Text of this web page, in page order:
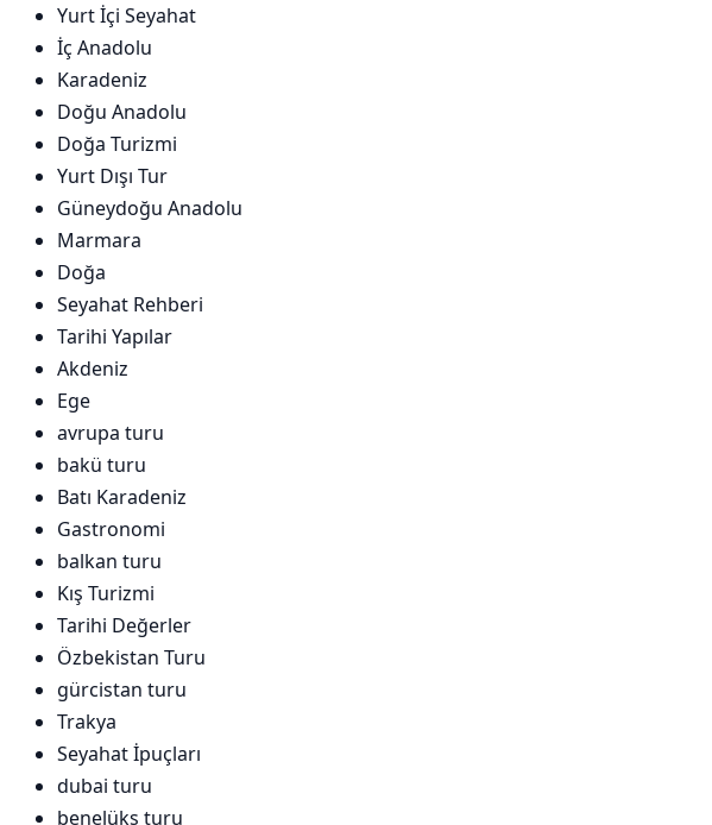
Yurt İçi Seyahat
İç Anadolu
Karadeniz
Doğu Anadolu
Doğa Turizmi
Yurt Dışı Tur
Güneydoğu Anadolu
Marmara
Doğa
Seyahat Rehberi
Tarihi Yapılar
Akdeniz
Ege
avrupa turu
bakü turu
Batı Karadeniz
Gastronomi
balkan turu
Kış Turizmi
Tarihi Değerler
Özbekistan Turu
gürcistan turu
Trakya
Seyahat İpuçları
dubai turu
benelüks turu